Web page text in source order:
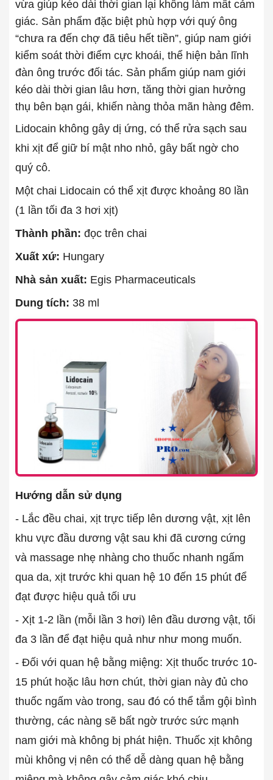
vừa giúp kéo dài thời gian lại không làm mất cảm
giác. Sản phẩm đặc biệt phù hợp với quý ông
“chưa ra đến chợ đã tiêu hết tiền”, giúp nam giới
kiểm soát thời điểm cực khoái, thể hiện bản lĩnh
đàn ông trước đối tác. Sản phẩm giúp nam giới
kéo dài thời gian lâu hơn, tăng thời gian hưởng
thụ bên bạn gái, khiến nàng thỏa mãn hàng đêm.
Lidocain không gây dị ứng, có thể rửa sạch sau
khi xịt để giữ bí mật nho nhỏ, gây bất ngờ cho
quý cô.
Một chai Lidocain có thể xịt được khoảng 80 lần
(1 lần tối đa 3 hơi xịt)
Thành phần: đọc trên chai
Xuất xứ: Hungary
Nhà sản xuất: Egis Pharmaceuticals
Dung tích: 38 ml
Hướng dẫn sử dụng
- Lắc đều chai, xịt trực tiếp lên dương vật, xịt lên
khu vực đầu dương vật sau khi đã cương cứng
và massage nhẹ nhàng cho thuốc nhanh ngấm
qua da, xịt trước khi quan hệ 10 đến 15 phút để
đạt được hiệu quả tối ưu
- Xịt 1-2 lần (mỗi lần 3 hơi) lên đầu dương vật, tối
đa 3 lần để đạt hiệu quả như như mong muốn.
- Đối với quan hệ bằng miệng: Xịt thuốc trước 10-
15 phút hoặc lâu hơn chút, thời gian này đủ cho
thuốc ngấm vào trong, sau đó có thể tắm gội bình
thường, các nàng sẽ bất ngờ trước sức mạnh
nam giới mà không bị phát hiện. Thuốc xịt không
mùi không vị nên có thể dễ dàng quan hệ bằng